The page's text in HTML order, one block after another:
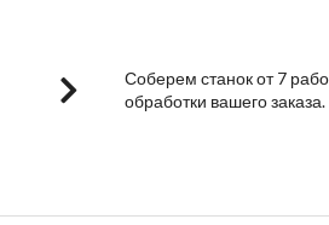
Соберем станок от 7
обработки вашего заказа.